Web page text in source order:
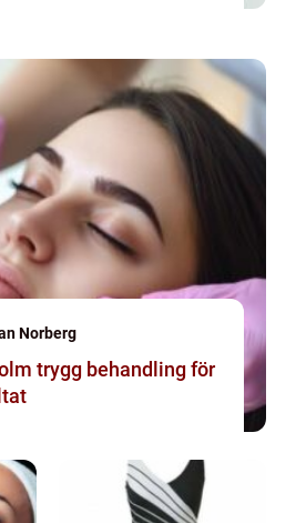
Norberg
för